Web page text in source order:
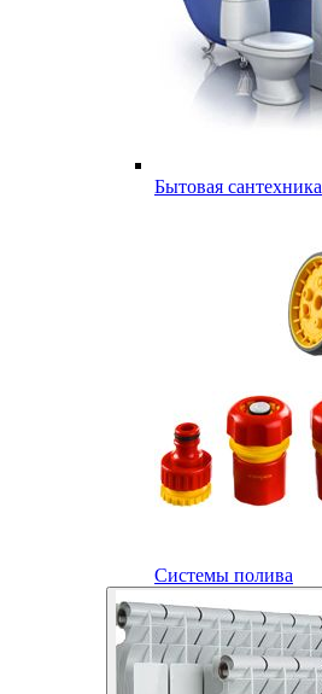
Бытовая сантехника
Системы полива